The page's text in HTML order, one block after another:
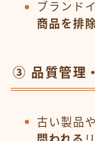
ブランド
商品を排除
③ 品質管理
古い製品